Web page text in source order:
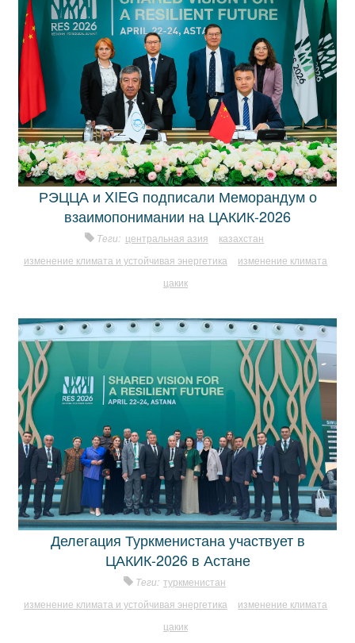
РЭЦЦА и XIEG подписали Меморандум о
взаимопонимании на ЦАКИК-2026
Теги: центральная азия
казахстан
изменение климата и устойчивая энергетика
изменение климата
цакик
Делегация Туркменистана участвует в
ЦАКИК-2026 в Астане
Теги: туркменистан
изменение климата и устойчивая энергетика
изменение климата
цакик